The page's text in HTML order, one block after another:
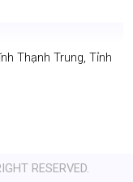
Thạnh Trung, Tỉnh
RESERVED.